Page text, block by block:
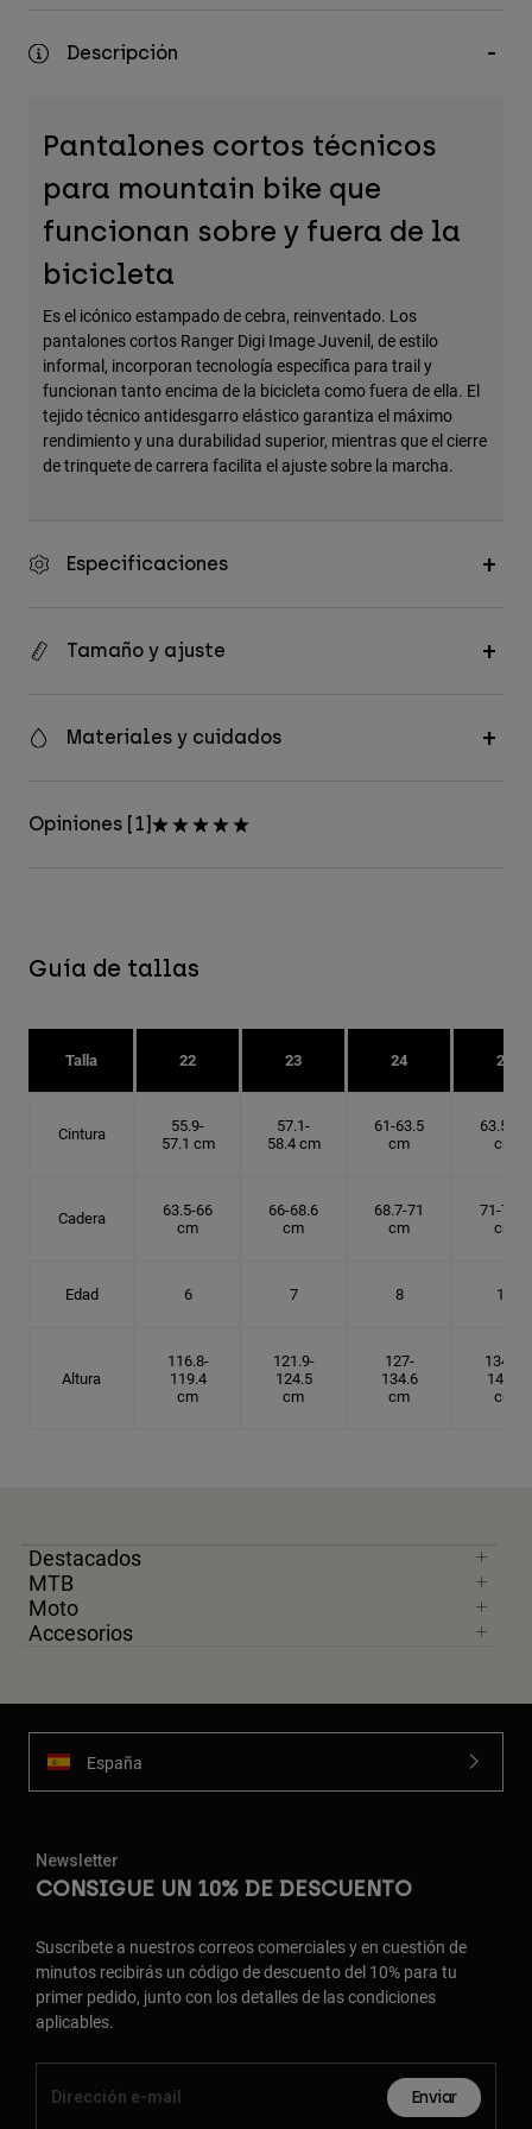
Ver Todo
Gorras y Gorros
Ver todo
Descripción
Pantalones cortos técnicos
para mountain bike que
funcionan sobre y fuera de la
bicicleta
Es el icónico estampado de cebra, reinventado. Los
pantalones cortos Ranger Digi Image Juvenil, de estilo
informal, incorporan tecnología específica para trail y
funcionan tanto encima de la bicicleta como fuera de ella. El
tejido técnico antidesgarro elástico garantiza el máximo
rendimiento y una durabilidad superior, mientras que el cierre
de trinquete de carrera facilita el ajuste sobre la marcha.
Especificaciones
Tamaño y ajuste
Materiales y cuidados
Opiniones [1]
Guía de tallas
Talla 22 23 24 25
Cintura
55.9-
57.1 cm
57.1-
58.4 cm
61-63.5
cm
63.5-66
cm
Cadera
63.5-66
cm
66-68.6
cm
68.7-71
cm
71-73.6
cm
Edad 6 7 8 10
Altura
116.8-
119.4
cm
121.9-
124.5
cm
127-
134.6
cm
134.6-
142.2
cm
Destacados
MTB
Moto
Accesorios
España
Newsletter
CONSIGUE UN 10% DE DESCUENTO
Suscríbete a nuestros correos comerciales y en cuestión de
minutos recibirás un código de descuento del 10% para tu
primer pedido, junto con los detalles de las condiciones
aplicables.
Enviar